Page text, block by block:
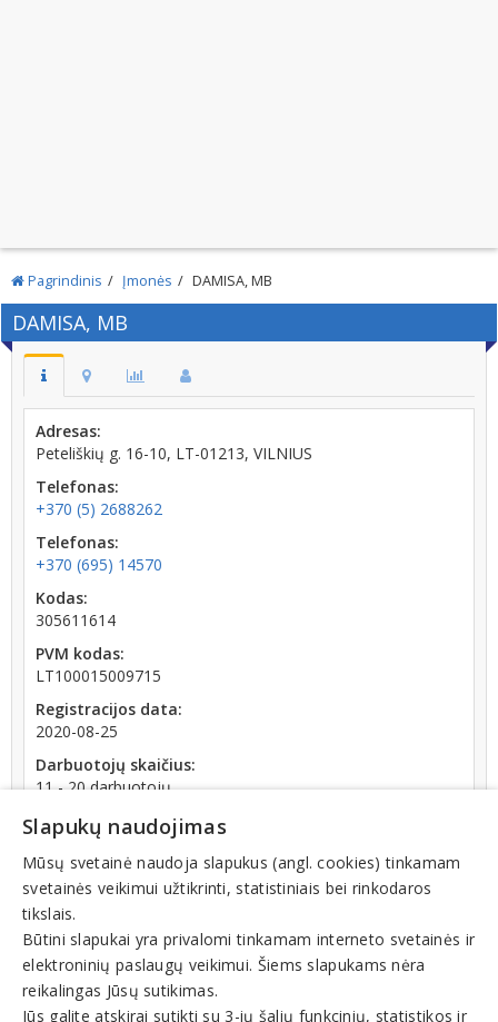
Pagrindinis Įmonės DAMISA, MB
DAMISA, MB
Adresas:
Peteliškių g. 16-10, LT-01213, VILNIUS
Telefonas:
+370 (5) 2688262
Telefonas:
+370 (695) 14570
Kodas:
305611614
PVM kodas:
LT100015009715
Registracijos data:
2020-08-25
Darbuotojų skaičius:
11 - 20 darbuotojų
Atlyginimų vidurkis:
1 594,06 € (2026 m. 06 mėn.)
SoDra įmokų suma:
3 461,32 € (2026 m. 06 mėn.)
Apyvarta:
1 327 641 €, pelnas po mokesčių 1,3 % (2025 m.)
Skola Sodrai:
15.18 € (nuo 2026-07-27 dienos)
Slapukų naudojimas
Mūsų svetainė naudoja slapukus (angl. cookies) tinkamam
svetainės veikimui užtikrinti, statistiniais bei rinkodaros
tikslais.
Būtini slapukai yra privalomi tinkamam interneto svetainės ir
elektroninių paslaugų veikimui. Šiems slapukams nėra
reikalingas Jūsų sutikimas.
Jūs galite atskirai sutikti su 3-ių šalių funkcinių, statistikos ir